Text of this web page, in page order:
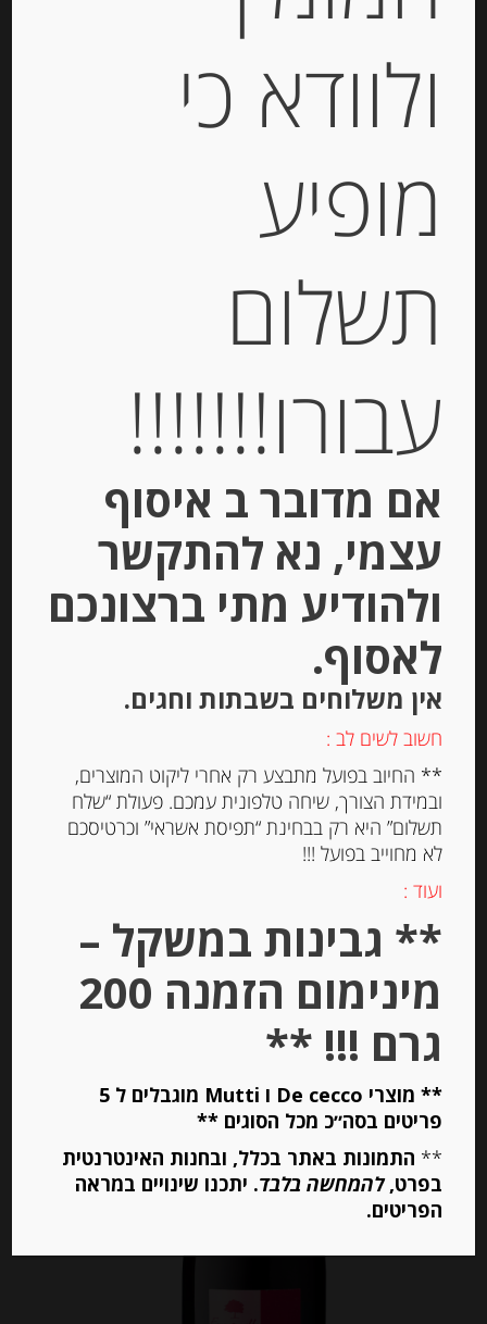
נקטר צרפתי טבעי מענבים מחבל
לוברון, 750 מ”ל
₪39.00
יחידות
הוספה לסל
נקטר משמשים צרפתי, 750 מ”ל
₪35.00
מחיר ל 100 מ"ל: 4.67 ש"ח
מחיר ל 100 מ"ל: 4.67 ש"ח
הוספה לסל
ולוודא כי
מופיע
תשלום
עבורו!!!!!!!
אם מדובר ב איסוף
עצמי, נא להתקשר
ולהודיע מתי ברצונכם
לאסוף.
אין משלוחים בשבתות וחגים.
חשוב לשים לב :
** החיוב בפועל מתבצע רק אחרי ליקוט המוצרים,
ובמידת הצורך, שיחה טלפונית עמכם. פעולת “שלח
תשלום” היא רק בבחינת “תפיסת אשראי” וכרטיסכם
לא מחוייב בפועל !!!
ועוד :
** גבינות במשקל –
מינימום הזמנה 200
גרם !!! **
** מוצרי De cecco ו Mutti מוגבלים ל 5
פריטים בסה״כ מכל הסוגים **
** התמונות באתר בכלל, ובחנות האינטרנטית
בפרט,להמחשה בלבד. יתכנו שינויים במראה
הפריטים.